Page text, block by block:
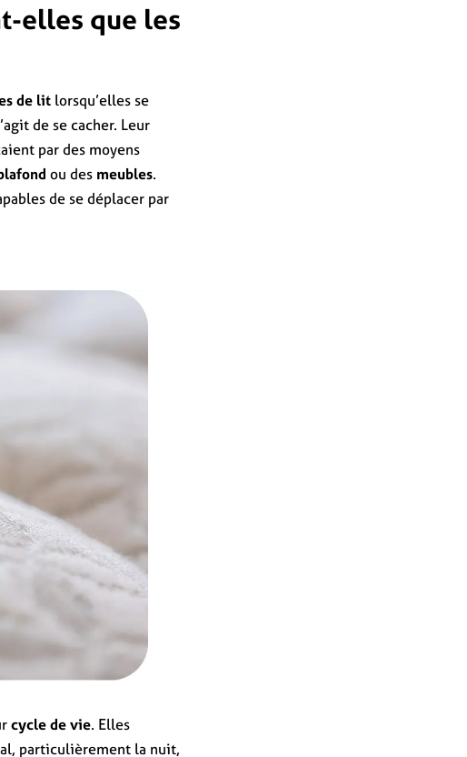
elles que les
de lit lorsqu’elles se
de se cacher. Leur
par des moyens
ou des meubles.
de se déplacer par
cycle de vie. Elles
particulièrement la nuit,